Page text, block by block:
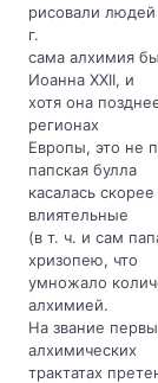
рисовали
г.
сама алхимия
Иоанна XXII, и
хотя она
регионах
Европы, это не
папская булла
касалась
влиятельные
(в т. ч. и сам
хризопею, что
умножало
алхимией.
На звание
алхимических
трактатах